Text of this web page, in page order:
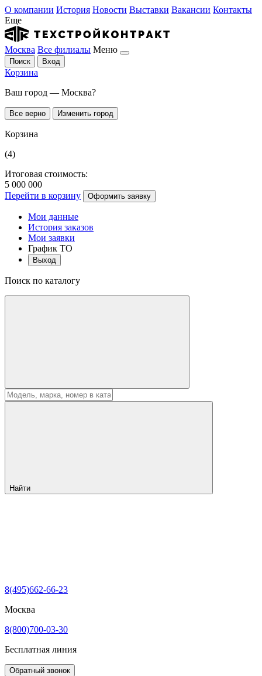
О компании История Новости Выставки Вакансии Контакты
Еще
Москва Все филиалы Меню
Поиск Вход
Корзина
Ваш город — Москва?
Все верно Изменить город
Корзина
(4)
Итоговая стоимость:
5 000 000
Перейти в корзину
Оформить заявку
Мои данные
История заказов
Мои заявки
График ТО
Выход
Поиск по каталогу
Найти
8(495)662-66-23
Москва
8(800)700-03-30
Бесплатная линия
Обратный звонок